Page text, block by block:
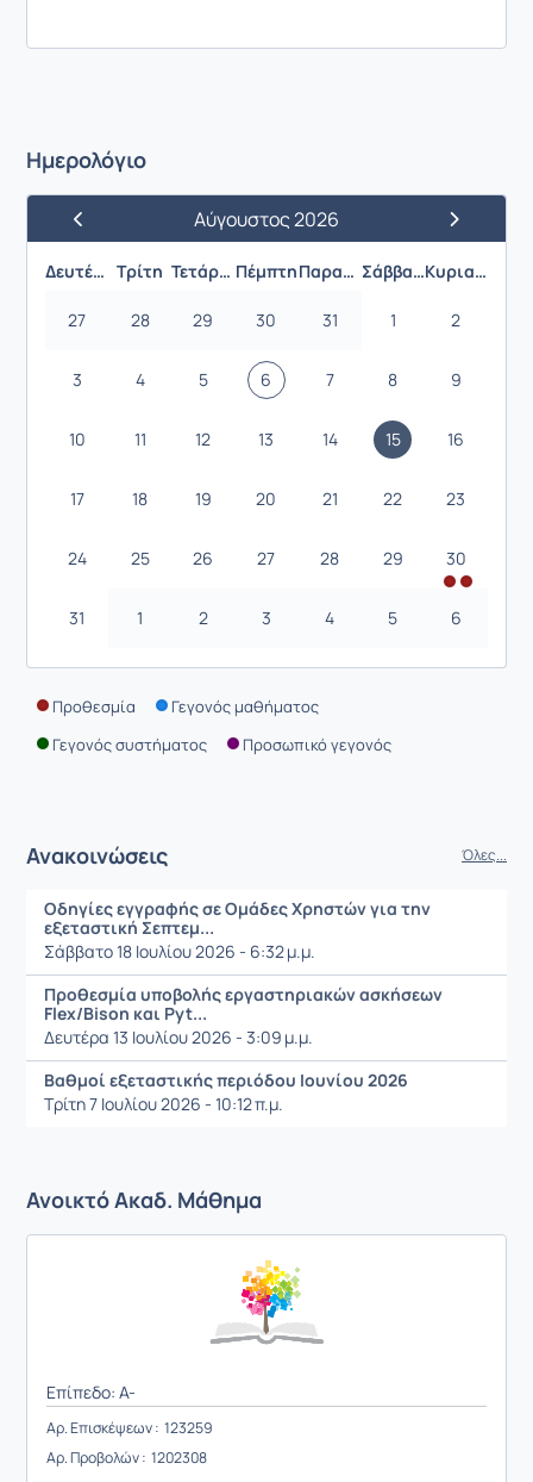
Ημερολόγιο
Προηγούμενος ΜήναςΑύγουστος 2026
Επόμενος
Δευτέρα Τρίτη Τετάρτη Πέμπτη Παρασκευή Σάββατο Κυριακή
27 28 29 30 31 1 2
3 4 5 6 7 8 9
10 11 12 13 14 15 16
17 18 19 20 21 22 23
24 25 26 27 28 29 30
31 1 2 3 4 5 6
Προθεσμία
Γεγονός μαθήματος
Γεγονός συστήματος
Προσωπικό γεγονός
Ανακοινώσεις Όλες...
Οδηγίες εγγραφής σε Ομάδες Χρηστών για την
εξεταστική Σεπτεμ...
Σάββατο 18 Ιουλίου 2026 - 6:32 μ.μ.
Προθεσμία υποβολής εργαστηριακών ασκήσεων
Flex/Bison και Pyt...
Δευτέρα 13 Ιουλίου 2026 - 3:09 μ.μ.
Βαθμοί εξεταστικής περιόδου Ιουνίου 2026
Τρίτη 7 Ιουλίου 2026 - 10:12 π.μ.
Ανοικτό Ακαδ. Μάθημα
Επίπεδο: A-
Αρ. Επισκέψεων : 123259
Αρ. Προβολών : 1202308